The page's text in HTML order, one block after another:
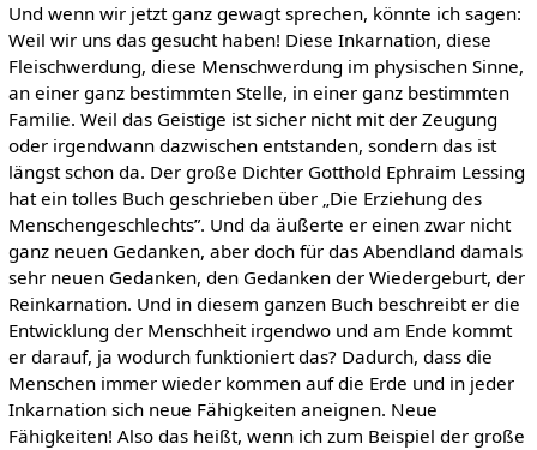
Und wenn wir jetzt ganz gewagt sprechen, könnte ich sagen:
Weil wir uns das gesucht haben! Diese Inkarnation, diese
Fleischwerdung, diese Menschwerdung im physischen Sinne,
an einer ganz bestimmten Stelle, in einer ganz bestimmten
Familie. Weil das Geistige ist sicher nicht mit der Zeugung
oder irgendwann dazwischen entstanden, sondern das ist
längst schon da. Der große Dichter Gotthold Ephraim Lessing
hat ein tolles Buch geschrieben über „Die Erziehung des
Menschengeschlechts”. Und da äußerte er einen zwar nicht
ganz neuen Gedanken, aber doch für das Abendland damals
sehr neuen Gedanken, den Gedanken der Wiedergeburt, der
Reinkarnation. Und in diesem ganzen Buch beschreibt er die
Entwicklung der Menschheit irgendwo und am Ende kommt
er darauf, ja wodurch funktioniert das? Dadurch, dass die
Menschen immer wieder kommen auf die Erde und in jeder
Inkarnation sich neue Fähigkeiten aneignen. Neue
Fähigkeiten! Also das heißt, wenn ich zum Beispiel der große